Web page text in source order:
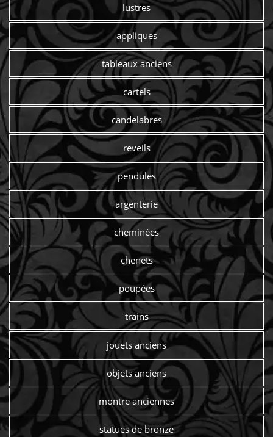
lustres
appliques
tableaux anciens
cartels
candelabres
reveils
pendules
argenterie
cheminées
chenets
poupées
trains
jouets anciens
objets anciens
montre anciennes
statues de bronze